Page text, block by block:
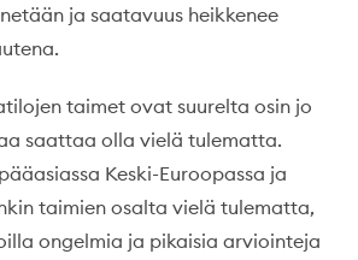
ja saatavuus heikkenee
taimet ovat suurelta osin jo
saattaa olla vielä tulematta.
Keski-Euroopassa ja
taimien osalta vielä tulematta,
ongelmia ja pikaisia arviointeja